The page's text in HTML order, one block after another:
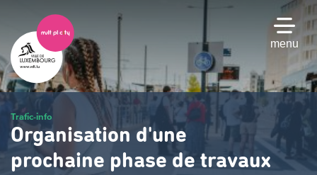
contenu
principal
menu
Trafic-info
Organisation d'une
prochaine phase de travaux